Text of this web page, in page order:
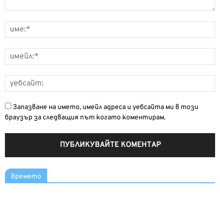
Запазване на името, имейл адреса и уебсайта ми в този
браузър за следващия път когато коментирам.
Времето